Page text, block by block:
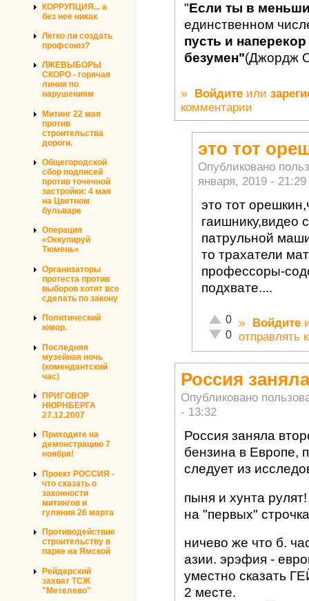
КОРРУПЦИЯ... а
без нее никак
Легко ли создать
профсоюз?
ЛЖЕВЫБОРЫ
СКОРО - горячая
линия по
нарушениям
Митинг 22 мая
против
строительства
дороги.
Общегородской
сбор подписей
против точечной
застройки: 4 мая
на Цветном
бульваре
Операция
«Оккупируй
Тюмень»
Организаторы
протеста против
выборов хотят все
сделать по закону
Политический
юмор.
Последняя
музейная ночь
(комендантский
час)
ПРИГОВОР
НЮРНБЕРГА
27.12.2007
Приходите на
демонстрацию 7
ноября!
Проект РОССИЯ -
что сказать о
законности
митингов и
гуляния 26 марта
Противодействие
строительству в
парке на Ямской
Рейдерский
захват ТСЖ
"Метелево"
"Если ты в
единственном
пусть и
безумен"(Джордж
» Войдите или
комментарии
это тот
Опубликовано
января, 2019 - 21:29
это тот
гаишнику,видео
патрульной
то трахатели
профессоры-
подхвате....
Отлично!
0
Неадекватно!
0
» Войдите
отправлять
Россия
Опубликовано
- 13:32
Россия заняла
бензина в Европе,
следует из
пыня и хунта
на "первых"
ничево же что б.
азии. эрэфия -
уместно сказать
2 месте.